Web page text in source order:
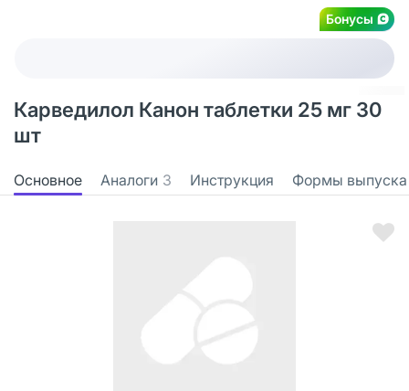
Бонусы
Карведилол Канон таблетки 25 мг 30
шт
Основное Аналоги 3 Инструкция Формы выпуска